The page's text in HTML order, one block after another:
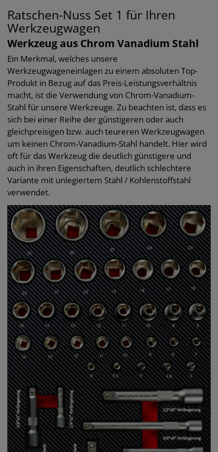
Ratschen-Nuss Set 1 für Ihren
Werkzeugwagen
Werkzeug aus Chrom Vanadium Stahl
Ein Merkmal, welches unsere
Werkzeugwageneinlagen zu einem absoluten Top-
Produkt in Bezug auf das Preis-Leistungsverhältnis
macht, ist die Verwendung von Chrom-Vanadium-
Stahl für unsere Werkzeuge. Zu beachten ist, dass es
sich bei einer Reihe der günstigeren oder auch
gleichpreisigen bzw. auch teureren Werkzeugwagen
um keinen Chrom-Vanadium-Stahl handelt. Hier wird
oft für das Werkzeug die deutlich günstigere und
auch in ihren Eigenschaften, deutlich schlechtere
Variante mit unlegiertem Stahl / Kohlenstoffstahl
verwendet.